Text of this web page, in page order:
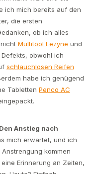
ich mich bereits auf den
die ersten
ob ich alles
Multitool Lezyne und
obwohl ich
schlauchlosen Reifen
habe ich genügend
Tabletten Penco AC
Den Anstieg nach
mich erwartet, und ich
kommen
eine Erinnerung an Zeiten,